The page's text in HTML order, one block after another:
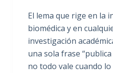
El lema que rige en la
biomédica y en
investigación
una sola frase
no todo vale cuando lo